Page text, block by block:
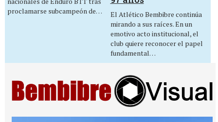
proclamarse subcampeón de…
El Atlético Bembibre continúa
mirando a sus raíces. En un
emotivo acto institucional, el
club quiere reconocer el papel
fundamental…